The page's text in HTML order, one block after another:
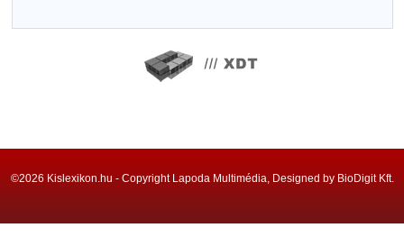
©2026 Kislexikon.hu - Copyright Lapoda Multimédia, Designed by BioDigit Kft.